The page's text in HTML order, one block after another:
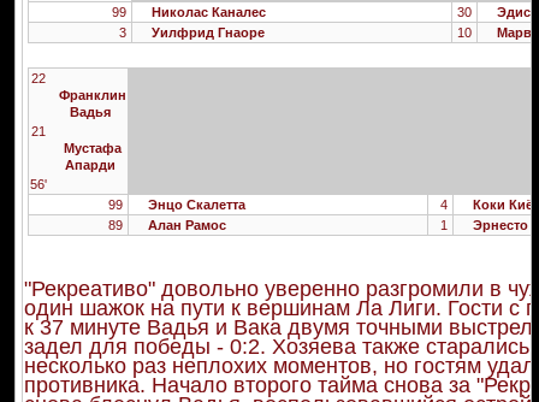
99
Николас Каналес 30
3
Уилфрид Гнаоре 10
22
Франклин
Вадья
21
Мустафа
Апарди
56'
99
Энцо Скалетта 4
Коки
89
Алан Рамос 1 Эрнесто
"Рекреативо" довольно уверенно разгромили в
один шажок на пути к вершинам Ла Лиги. Гости с
к 37 минуте Вадья и Вака двумя точными
задел для победы - 0:2. Хозяева также старались
несколько раз неплохих моментов, но гостям
противника. Начало второго тайма снова за